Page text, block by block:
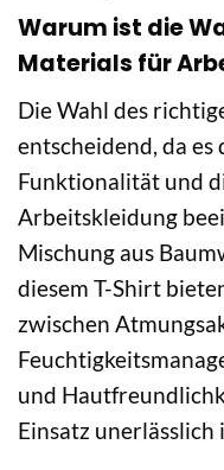
Warum ist die
Materials für
Die Wahl des
entscheidend, da
Funktionalität und
Arbeitskleidung
Mischung aus
diesem T-Shirt
zwischen
und
Einsatz unerlässlich